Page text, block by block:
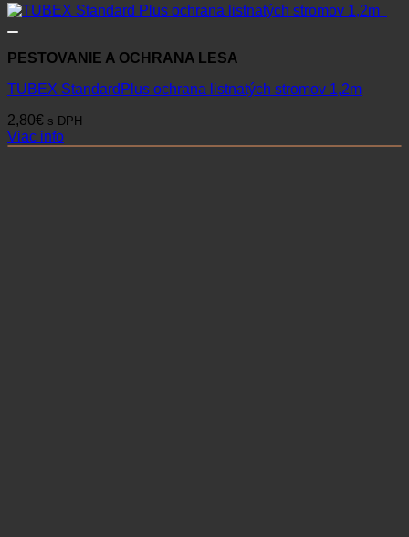
PESTOVANIE A OCHRANA LESA
TUBEX StandardPlus ochrana listnatých stromov 1,2m
2,80€ s DPH
Viac info